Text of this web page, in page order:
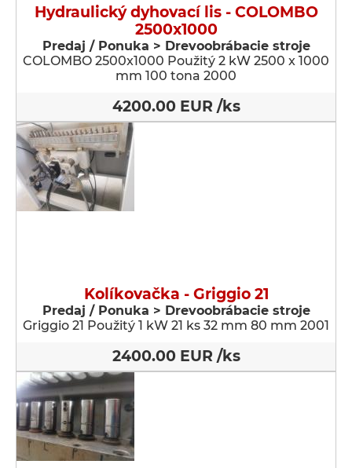
Hydraulický dyhovací lis - COLOMBO
2500x1000
Predaj / Ponuka > Drevoobrábacie stroje
COLOMBO 2500x1000 Použitý 2 kW 2500 x 1000
mm 100 tona 2000
4200.00 EUR /ks
Kolíkovačka - Griggio 21
Predaj / Ponuka > Drevoobrábacie stroje
Griggio 21 Použitý 1 kW 21 ks 32 mm 80 mm 2001
2400.00 EUR /ks